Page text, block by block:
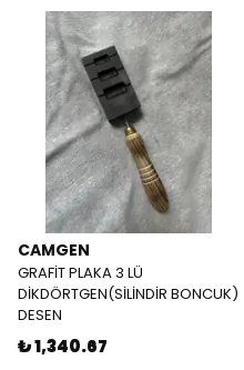
CAMGEN
GRAFİT PLAKA 3 LÜ
DİKDÖRTGEN(SİLİNDİR BONCUK)
DESEN
₺ 1,340.67